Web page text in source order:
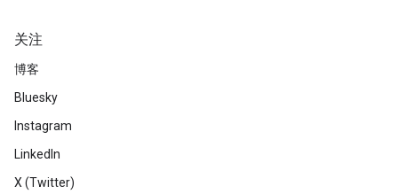
关注
博客
Bluesky
Instagram
LinkedIn
X (Twitter)